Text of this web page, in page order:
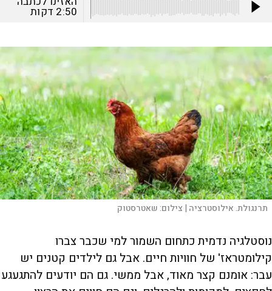
2:50 דקות
תרנגולת. אילוסטרציה | צילום:שאטרסטוק
נוסטלגיה נדמית כתחום השמור למי שכבר צברו
קילומטראז' של חוויות חיים. אבל גם לילדים קטנים יש
עבר: אומנם קצר מאוד, אבל ממשי. גם הם יודעים להתגעגע